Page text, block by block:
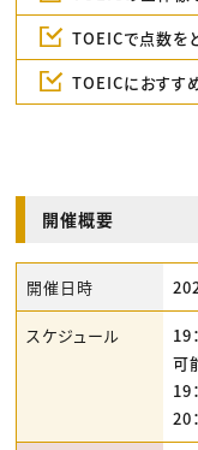
TOEICで点数を
TOEICにおすす
開催概要
開催日時
スケジュール
19
可
19
20